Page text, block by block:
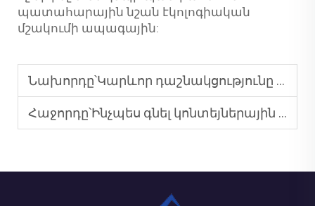
պատահարային նշան էկոլոգիական
մշակումի ապագային:
Նախորդը՝Կարևոր դաշնակցությունը կարող է տրանսպորտացվել միջազգային տեղերում և բացվել օրվա ընթացքում - PREFAB HOUSE
Հաջորդը՝Ինչպես գնել կոնտեյներային տուն Չինաստանից. Քայք-քայք ձեռնարկություն